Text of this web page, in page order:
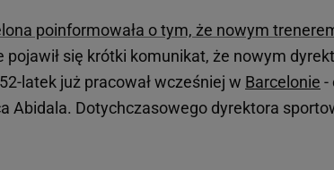
poinformowała o tym, że nowym
pojawił się krótki komunikat, że nowym
latek już pracował wcześniej w Barcelonie -
Abidala. Dotychczasowego dyrektora